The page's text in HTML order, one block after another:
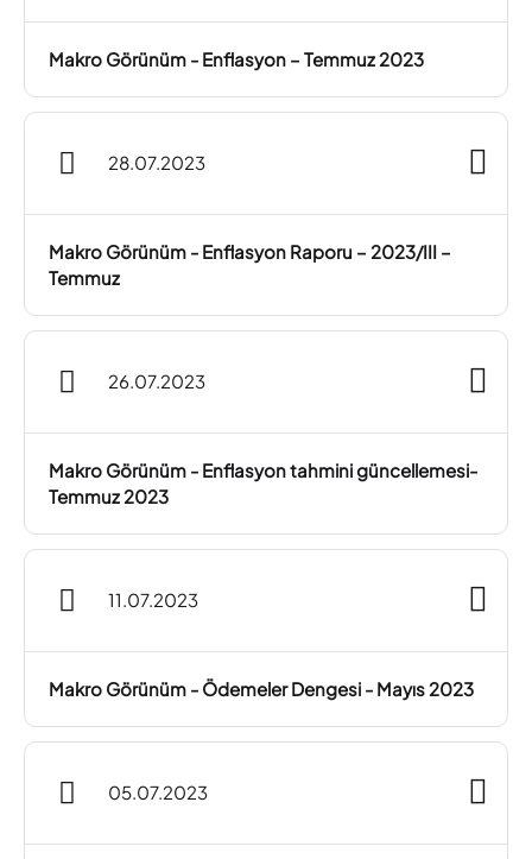
Makro Görünüm - Enflasyon – Temmuz 2023
28.07.2023
Makro Görünüm - Enflasyon Raporu – 2023/III –
Temmuz
26.07.2023
Makro Görünüm - Enflasyon tahmini güncellemesi-
Temmuz 2023
11.07.2023
Makro Görünüm - Ödemeler Dengesi - Mayıs 2023
05.07.2023